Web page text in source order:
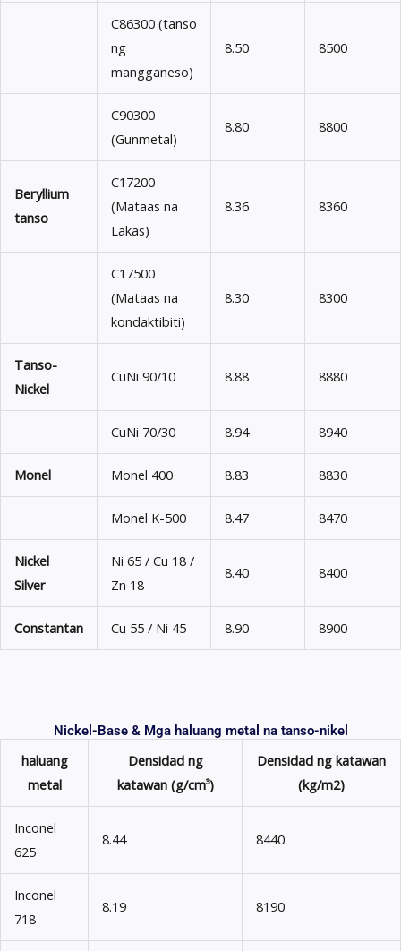
C86300 (tanso
ng
mangganeso)
8.50 8500
C90300
(Gunmetal)
8.80 8800
Beryllium
tanso
C17200
(Mataas na
Lakas)
8.36 8360
C17500
(Mataas na
kondaktibiti)
8.30 8300
Tanso-
Nickel
CuNi 90/10 8.88 8880
CuNi 70/30 8.94 8940
Monel Monel 400 8.83 8830
Monel K-500 8.47 8470
Nickel
Silver
Ni 65 / Cu 18 /
Zn 18
8.40 8400
Constantan Cu 55 / Ni 45 8.90 8900
Nickel-Base & Mga haluang metal na tanso-nikel
haluang
metal
Densidad ng
katawan (g/cm³)
Densidad ng katawan
(kg/m2)
Inconel
625
8.44 8440
Inconel
718
8.19 8190